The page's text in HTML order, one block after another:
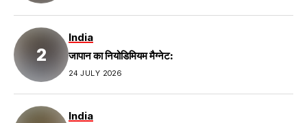
India
जापान का नियोडिमियम मैग्नेट:
24 JULY 2026
India